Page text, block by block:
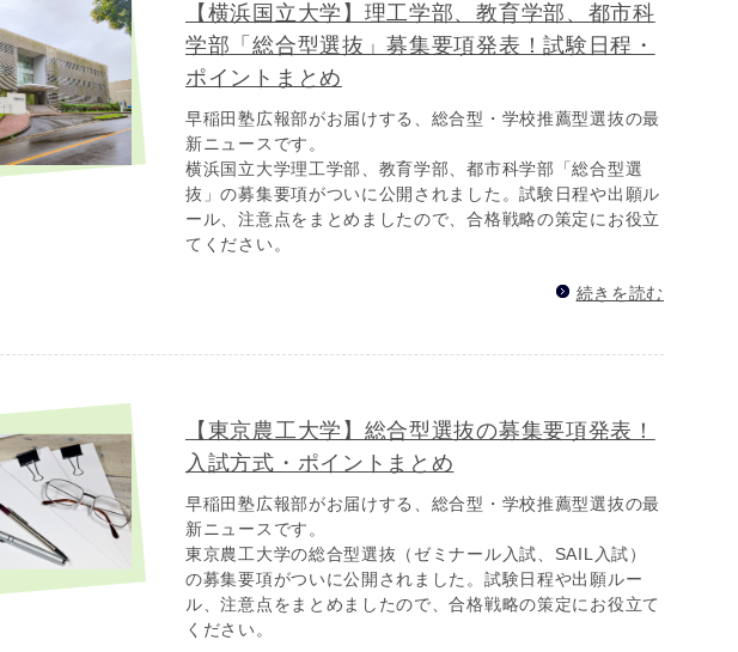
【横浜国立大学】理工学部、教育学部、都市科
学部「総合型選抜」募集要項発表！試験日程・
ポイントまとめ
早稲田塾広報部がお届けする、総合型・学校推薦型選抜の最
新ニュースです。
横浜国立大学理工学部、教育学部、都市科学部「総合型選
抜」の募集要項がついに公開されました。試験日程や出願ル
ール、注意点をまとめましたので、合格戦略の策定にお役立
てください。
続きを読む
【東京農工大学】総合型選抜の募集要項発表！
入試方式・ポイントまとめ
早稲田塾広報部がお届けする、総合型・学校推薦型選抜の最
新ニュースです。
東京農工大学の総合型選抜（ゼミナール入試、SAIL入試）
の募集要項がついに公開されました。試験日程や出願ルー
ル、注意点をまとめましたので、合格戦略の策定にお役立て
ください。